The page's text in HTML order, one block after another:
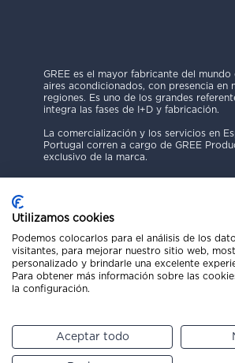
Pide presupuesto
GREE es el mayor fabricante del
aires acondicionados, con presencia en
regiones. Es uno de los grandes
integra las fases de I+D y fabricación.
La comercialización y los servicios en
Portugal corren a cargo de GREE
exclusivo de la marca.
Política de Privacidad
Aviso Legal
Código Ético
Canal de Denuncias
Copyright © 2025 GREE Products
Utilizamos cookies
Podemos colocarlos para el análisis de los
visitantes, para mejorar nuestro sitio web,
personalizado y brindarle una excelente
Para obtener más información sobre las
la configuración.
Aceptar todo